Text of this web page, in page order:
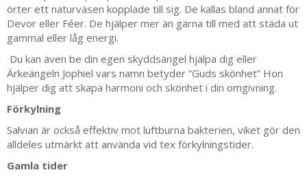
örter ett naturväsen kopplade till sig. De kallas bland annat för
Devor eller Féer. De hjälper mer än gärna till med att städa ut
gammal eller låg energi.
Du kan även be din egen skyddsängel hjälpa dig eller
Ärkeängeln Jophiel vars namn betyder ”Guds skönhet” Hon
hjälper dig att skapa harmoni och skönhet i din omgivning.
Förkylning
Salvian är också effektiv mot luftburna bakterien, viket gör den
alldeles utmärkt att använda vid tex förkylningstider.
Gamla tider